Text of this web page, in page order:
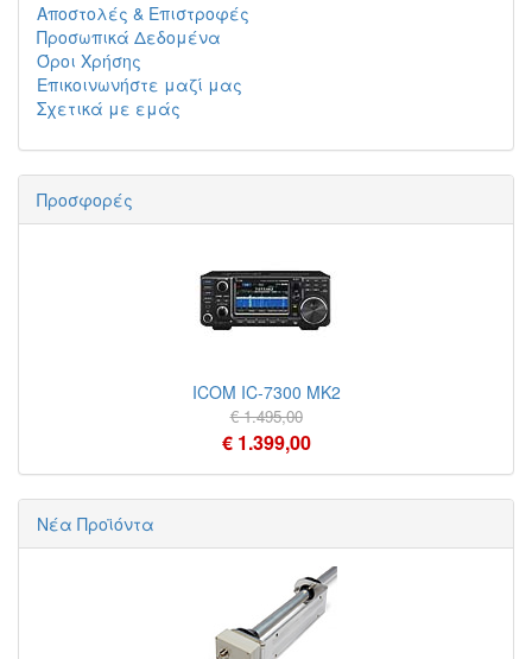
Αποστολές & Επιστροφές
Προσωπικά Δεδομένα
Όροι Χρήσης
Επικοινωνήστε μαζί μας
Σχετικά με εμάς
Προσφορές
ICOM IC-7300 MK2
€ 1.495,00
€ 1.399,00
Νέα Προϊόντα